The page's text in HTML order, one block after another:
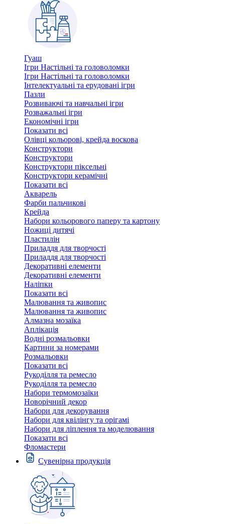
Гуаш
Ігри Настільні та головоломки
Ігри Настільні та головоломки
Інтелектуальні та ерудовані ігри
Пазли
Розвиваючі та навчальні ігри
Розважальні ігри
Економічні ігри
Показати всі
Олівці кольорові, крейда воскова
Конструктори
Конструктори
Конструктори піксельні
Конструктори керамічні
Показати всі
Акварель
Фарби пальчикові
Крейда
Набори кольорового паперу та картону
Ножиці дитячі
Пластилін
Приладдя для творчості
Приладдя для творчості
Декоративні елементи
Декоративні елементи
Налiпки
Показати всі
Малювання та живопис
Малювання та живопис
Алмазна мозаїка
Аплікація
Водні розмальовки
Картини за номерами
Розмальовки
Показати всі
Рукоділля та ремесло
Рукоділля та ремесло
Набори термомозаїки
Новорічний декор
Набори для декорування
Набори для квілінгу та орігамі
Набори для ліплення та моделювання
Показати всі
Фломастери
Сувенірна продукція